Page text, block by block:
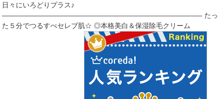
日々にいろどりプラス♪
――――――――――――――――――――――――――――― たっ
た５分でつるすべセレブ肌☆ ◎本格美白＆保湿除毛クリーム